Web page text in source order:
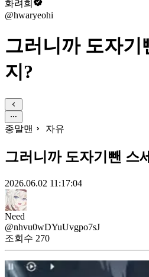
화려희
@hwaryeohi
그러니까 도자기
지?
종말맨 자유
그러니까 도자기뺀 스
2026.06.02 11:17:04
Need
@nhvu0wDYuUvgpo7sJ
조회수 270